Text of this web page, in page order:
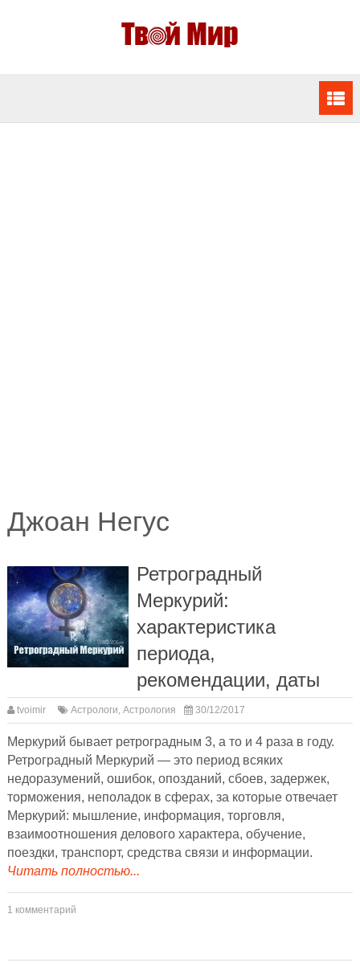
Джоан Негус
Ретроградный
Меркурий:
характеристика
периода,
рекомендации, даты
tvoimir Астрологи, Астрология 30/12/2017
Меркурий бывает ретроградным 3, а то и 4 раза в году.
Ретроградный Меркурий — это период всяких
недоразумений, ошибок, опозданий, сбоев, задержек,
торможения, неполадок в сферах, за которые отвечает
Меркурий: мышление, информация, торговля,
взаимоотношения делового характера, обучение,
поездки, транспорт, средства связи и информации.
Читать полностью...
1 комментарий